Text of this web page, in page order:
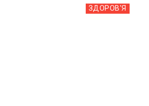
ЗДОРОВ'Я